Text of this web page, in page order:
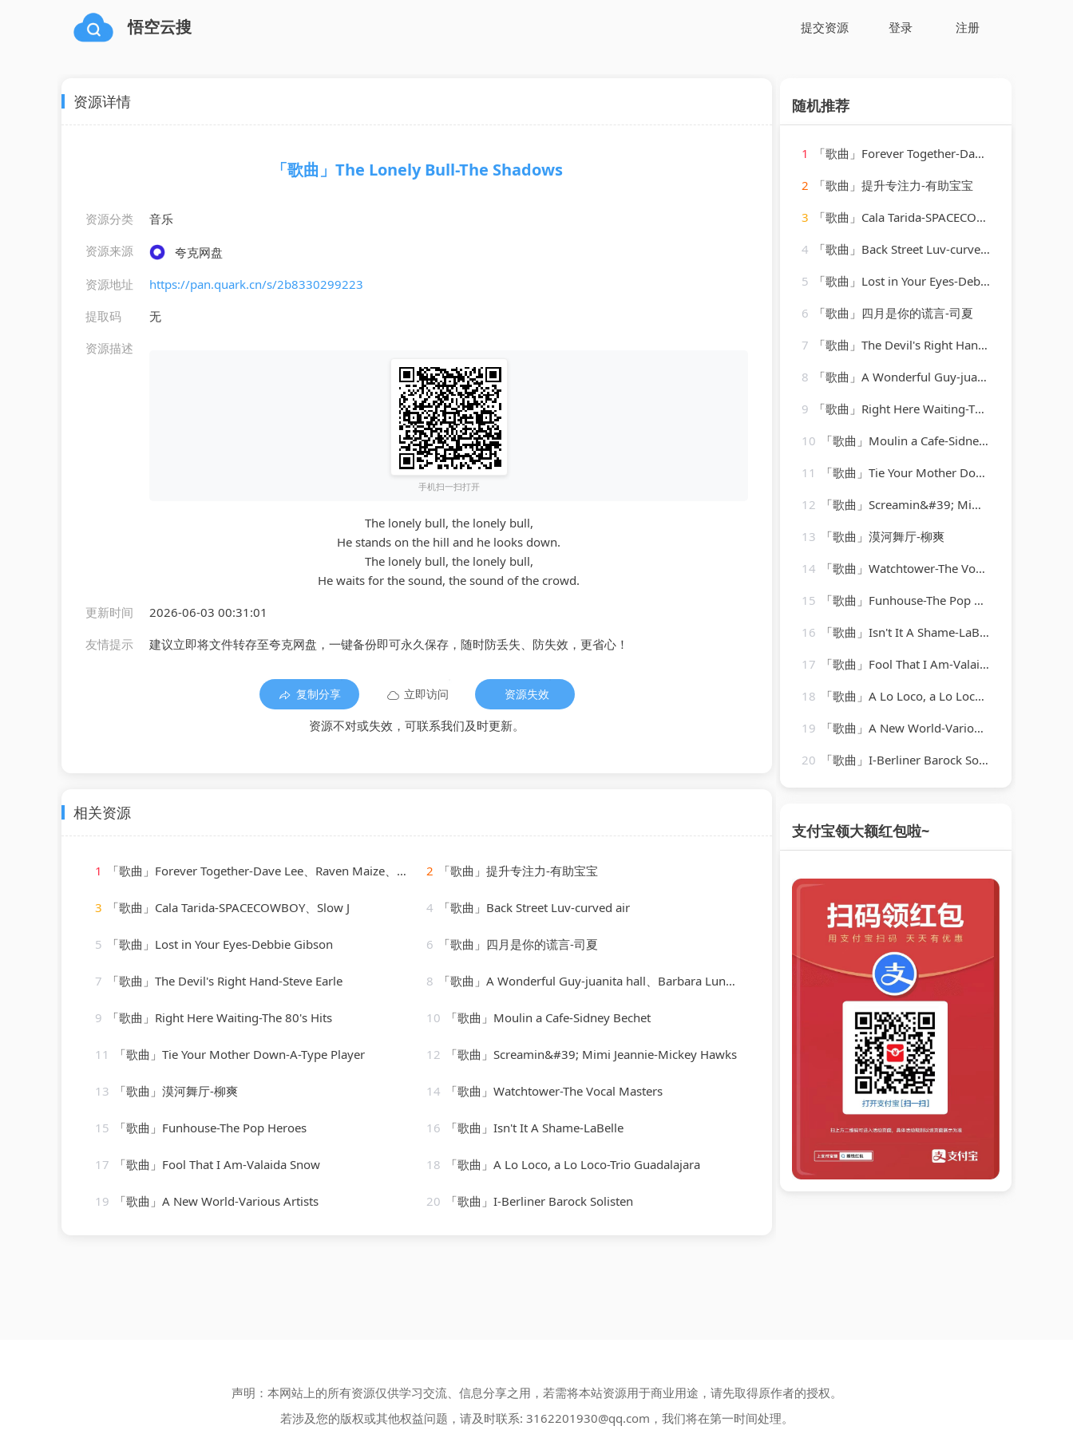
悟空云搜 提交资源 登录 注册
资源详情
「歌曲」The Lonely Bull-The Shadows
资源分类
音乐
资源来源
夸克网盘
资源地址
https://pan.quark.cn/s/2b8330299223
提取码
无
资源描述
手机扫一扫打开
The lonely bull, the lonely bull,
He stands on the hill and he looks down.
The lonely bull, the lonely bull,
He waits for the sound, the sound of the crowd.
更新时间
2026-06-03 00:31:01
友情提示
建议立即将文件转存至夸克网盘，一键备份即可永久保存，随时防丢失、防失效，更省心！
复制分享 立即访问 资源失效
资源不对或失效，可联系我们及时更新。
相关资源
1 「歌曲」Forever Together-Dave Lee、Raven Maize、Cassimm 2 「歌曲」提升专注力-有助宝宝
3 「歌曲」Cala Tarida-SPACECOWBOY、Slow J 4 「歌曲」Back Street Luv-curved air
5 「歌曲」Lost in Your Eyes-Debbie Gibson 6 「歌曲」四月是你的谎言-司夏
7 「歌曲」The Devil's Right Hand-Steve Earle 8 「歌曲」A Wonderful Guy-juanita hall、Barbara Luna、ezio pinza、william tabbert
9 「歌曲」Right Here Waiting-The 80's Hits 10 「歌曲」Moulin a Cafe-Sidney Bechet
11 「歌曲」Tie Your Mother Down-A-Type Player 12 「歌曲」Screamin&#39; Mimi Jeannie-Mickey Hawks
13 「歌曲」漠河舞厅-柳爽 14 「歌曲」Watchtower-The Vocal Masters
15 「歌曲」Funhouse-The Pop Heroes 16 「歌曲」Isn't It A Shame-LaBelle
17 「歌曲」Fool That I Am-Valaida Snow 18 「歌曲」A Lo Loco, a Lo Loco-Trio Guadalajara
19 「歌曲」A New World-Various Artists 20 「歌曲」I-Berliner Barock Solisten
随机推荐
1
「歌曲」Forever Together-Dave Lee、Raven Maize、Cassimm
2
「歌曲」提升专注力-有助宝宝
3
「歌曲」Cala Tarida-SPACECOWBOY、Slow J
4
「歌曲」Back Street Luv-curved air
5
「歌曲」Lost in Your Eyes-Debbie Gibson
6
「歌曲」四月是你的谎言-司夏
7
「歌曲」The Devil's Right Hand-Steve Earle
8
「歌曲」A Wonderful Guy-juanita hall、Barbara Luna、ezio pinza、william tabbert
9
「歌曲」Right Here Waiting-The 80's Hits
10
「歌曲」Moulin a Cafe-Sidney Bechet
11
「歌曲」Tie Your Mother Down-A-Type Player
12
「歌曲」Screamin&#39; Mimi Jeannie-Mickey Hawks
13
「歌曲」漠河舞厅-柳爽
14
「歌曲」Watchtower-The Vocal Masters
15
「歌曲」Funhouse-The Pop Heroes
16
「歌曲」Isn't It A Shame-LaBelle
17
「歌曲」Fool That I Am-Valaida Snow
18
「歌曲」A Lo Loco, a Lo Loco-Trio Guadalajara
19
「歌曲」A New World-Various Artists
20
「歌曲」I-Berliner Barock Solisten
支付宝领大额红包啦~
声明：本网站上的所有资源仅供学习交流、信息分享之用，若需将本站资源用于商业用途，请先取得原作者的授权。
若涉及您的版权或其他权益问题，请及时联系: 3162201930@qq.com ，我们将在第一时间处理。